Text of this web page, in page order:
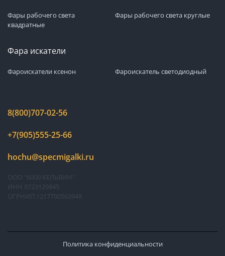
Фары рабочего света
квадратные
Фары рабочего света круглые
Фара искатели
Фароискатели ксенон Фароискатель светодиодный
8(800)707-02-56
+7(905)555-25-66
hochu@specmigalki.ru
ООО "6000 КЕЛЬВИН"
ИНН 9723129845
ОГРНИП 1217700563948
Политика конфиденциальности